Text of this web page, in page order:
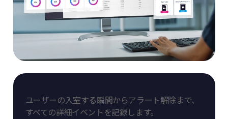
ユーザーの入室する瞬間からアラート解除まで、
すべての詳細イベントを記録します。